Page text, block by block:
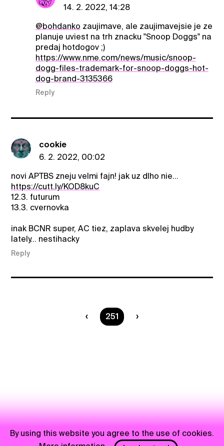
14. 2. 2022, 14:28
@bohdanko zaujimave, ale zaujimavejsie je ze
planuje uviest na trh znacku "Snoop Doggs" na
predaj hotdogov ;)
https://www.nme.com/news/music/snoop-
dogg-files-trademark-for-snoop-doggs-hot-
dog-brand-3135366
Reply
cookie
6. 2. 2022, 00:02
novi APTBS zneju velmi fajn! jak uz dlho nie...
https://cutt.ly/KOD8kuC
12.3. futurum
13.3. cvernovka
inak BCNR super, AC tiez, zaplava skvelej hudby
lately... nestihacky
Reply
You are on page
251
By using this website you agree to the use of cookies.